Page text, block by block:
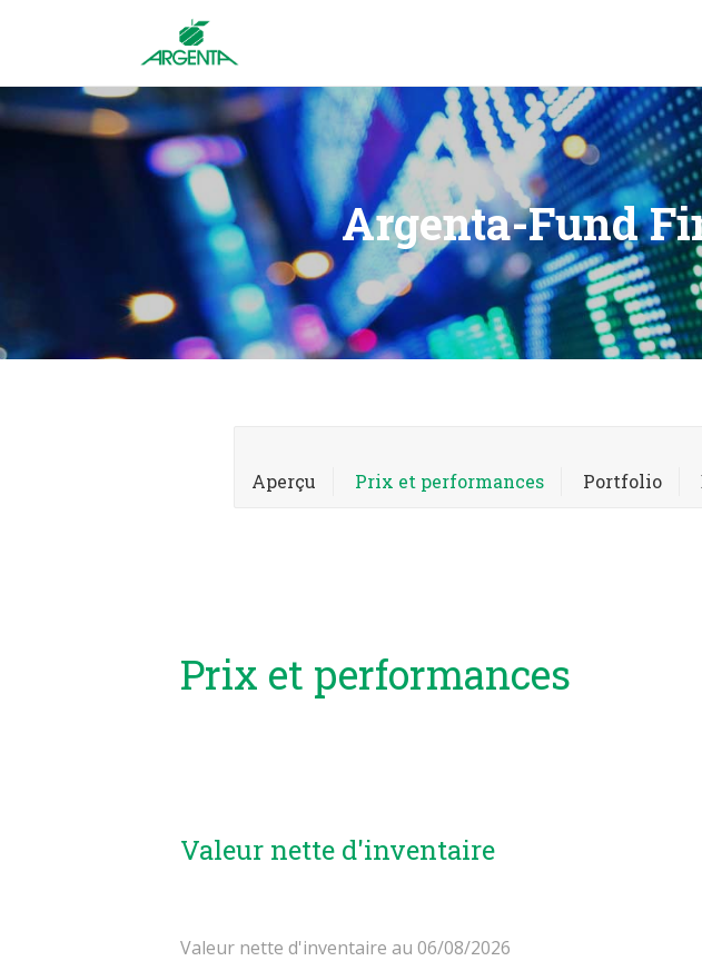
Argenta-Fund
Aperçu Prix et performances Portfolio
Prix et performances
Valeur nette d'inventaire
Valeur nette d'inventaire au 06/08/2026